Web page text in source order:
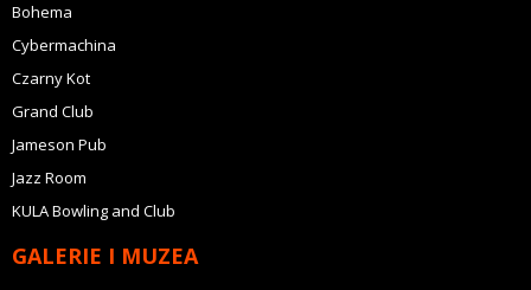
Bohema
Cybermachina
Czarny Kot
Grand Club
Jameson Pub
Jazz Room
KULA Bowling and Club
GALERIE I MUZEA